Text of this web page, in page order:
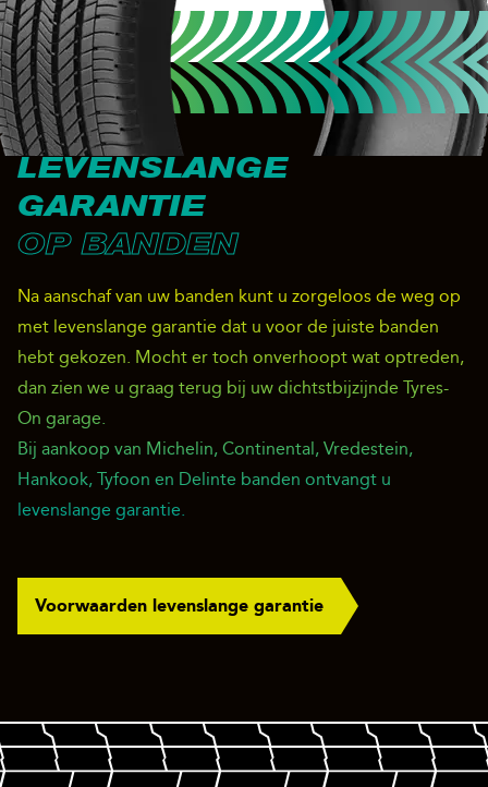
LEVENSLANGE
GARANTIE
OP BANDEN
Na aanschaf van uw banden kunt u zorgeloos de weg op
met levenslange garantie dat u voor de juiste banden
hebt gekozen. Mocht er toch onverhoopt wat optreden,
dan zien we u graag terug bij uw dichtstbijzijnde Tyres-
On garage.
Bij aankoop van Michelin, Continental, Vredestein,
Hankook, Tyfoon en Delinte banden ontvangt u
levenslange garantie.
Voorwaarden levenslange garantie